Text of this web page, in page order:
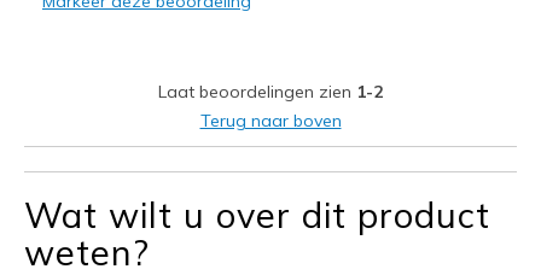
Beste toepassingen
Pilates
Width
Feels true to width
Sizing
Laat beoordelingen zien 1-2
Terug naar boven
Wat wilt u over dit product
weten?